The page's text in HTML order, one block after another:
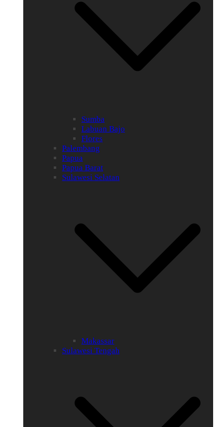
Sumba
Labuan Bajo
Flores
Palembang
Papua
Papua Barat
Sulawesi Selatan
Makassar
Sulawesi Tengah